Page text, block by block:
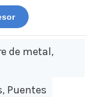
de metal,
, Puentes